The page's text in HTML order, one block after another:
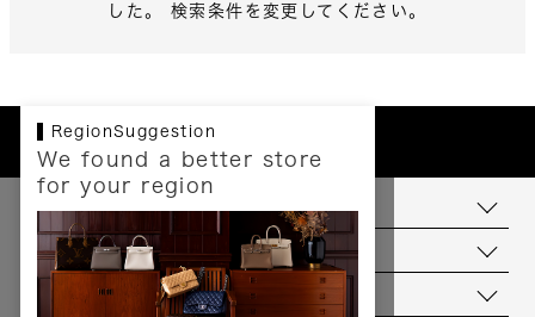
した。 検索条件を変更してください。
RegionSuggestion
We found a better store
for your region
お支払いについて
配送について
送料について